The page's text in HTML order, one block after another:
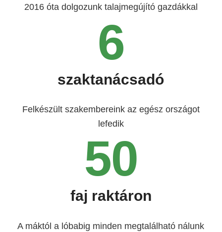
2016 óta dolgozunk talajmegújító gazdákkal
6
szaktanácsadó
Felkészült szakembereink az egész országot
lefedik
50
faj raktáron
A máktól a lóbabig minden megtalálható nálunk